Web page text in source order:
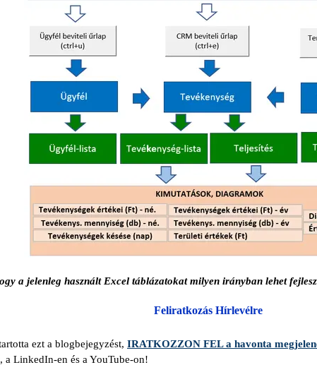
a jelenleg használt Excel táblázatokat milyen irányban lehet
Feliratkozás Hírlevélre
ezt a blogbejegyzést, IRATKOZZON FEL a havonta
LinkedIn-en és a YouTube-on!